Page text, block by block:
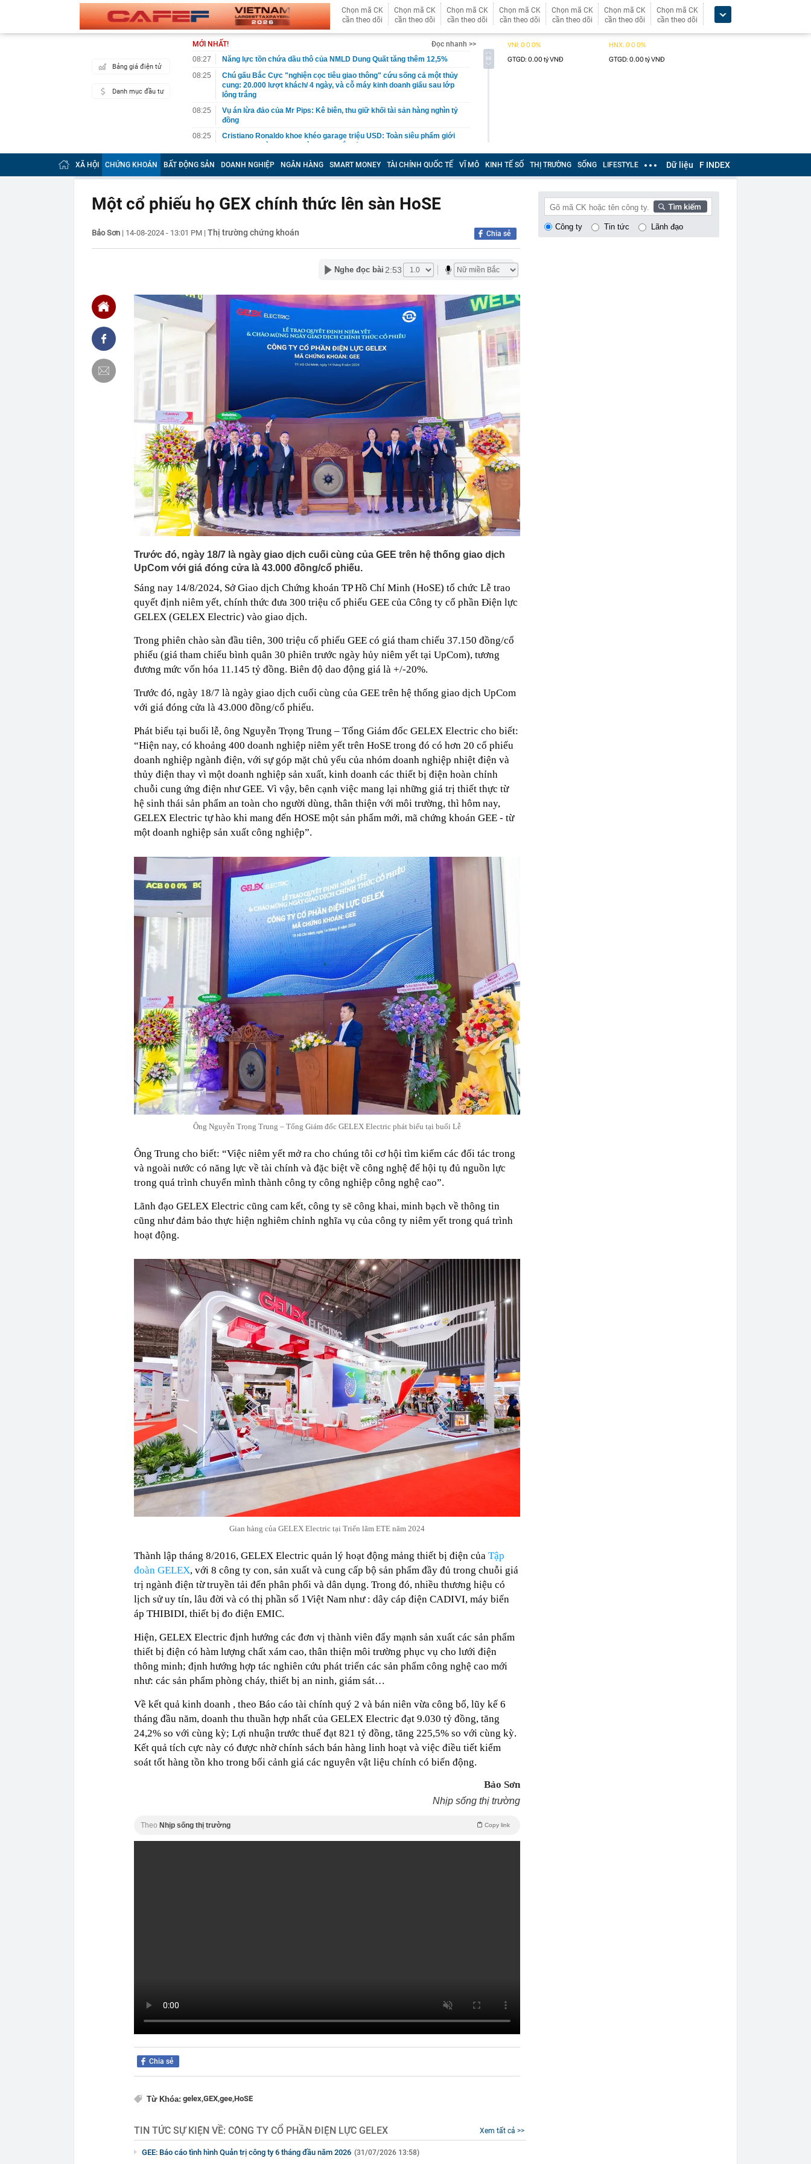
Chọn mã CK
cần theo dõi
Chọn mã CK
cần theo dõi
Chọn mã CK
cần theo dõi
Chọn mã CK
cần theo dõi
Chọn mã CK
cần theo dõi
Chọn mã CK
cần theo dõi
Chọn mã CK
cần theo dõi
Bảng giá điện tử
Danh mục đầu tư
MỚI NHẤT!
Đọc nhanh >>
08:27
Năng lực tồn chứa dầu thô của NMLD Dung Quất tăng thêm 12,5%
08:25
Chú gấu Bắc Cực "nghiện cọc tiêu giao thông" cứu sống cả một thủy
cung: 20.000 lượt khách/ 4 ngày, và cỗ máy kinh doanh giấu sau lớp
lông trắng
08:25
Vụ án lừa đảo của Mr Pips: Kê biên, thu giữ khối tài sản hàng nghìn tỷ
đồng
08:25
Cristiano Ronaldo khoe khéo garage triệu USD: Toàn siêu phẩm giới
08:12
Vĩnh Long chi hơn 332.000 tỷ đồng để làm điều đặc biệt này
08:12
Căn nhà ở quê của Công Vinh
hề nhận ra
hơn 235.000 tỷ đồng
Khu chung cư cũ phố cổ Hà Nội sắp được xây dựng thành tòa nhà 21
08:05
Nhân chứng bàng hoàng kể lại khoảnh khắc chợ Biên Hòa bốc cháy
08:04
Lãi ròng tăng hơn 5 lần, Nam Hoa (NHT) mở rộng hai trụ cột sau tái
'Nóng' chất vấn sai phạm xuất khẩu sầu riêng
Có gì đặc biệt tại tòa Riviera - cửa ngõ tổ hợp 12 tòa tháp ven sông của
Sunshine tại khu Nam TP.HCM?
Giá vàng ngày 6/8 tại SJC, Bảo Tín Minh Châu, Bảo Tín Mạnh Hải, DOJI,
Phú Quý,...
Tỉnh được "ông lớn" Vingroup, Sun Group, T&T... đổ về, đang xây sân
bay 5 sao top 10 thế giới, sắp đón thêm 48 dự án với tổng vốn đầu tư
gần 7 tỷ USD
07:55
Từ tháng 9, đặc khu của VN có loạt công trình hơn 137.000 tỷ đồng sẽ
phổ cập thứ tiếng 1,5 tỷ người dùng
07:54
Phát hiện 3 loại cá "ngậm" nhiều vi nhựa bậc nhất
07:53
Hà Nội giao hơn 6,2ha đất đợt 2 làm dự án Tiên Dương Park City
07:52
YeaH1 giải thể một công ty con
XÃ HỘI CHỨNG KHOÁN BẤT ĐỘNG SẢN DOANH NGHIỆP NGÂN HÀNG SMART MONEY TÀI CHÍNH QUỐC TẾ VĨ MÔ KINH TẾ SỐ THỊ TRƯỜNG SỐNG LIFESTYLE Dữ liệu F INDEX
Một cổ phiếu họ GEX chính thức lên sàn HoSE
Bảo Sơn | 14-08-2024 - 13:01 PM | Thị trường chứng khoán Chia sẻ
Nghe đọc bài 2:53
Trước đó, ngày 18/7 là ngày giao dịch cuối cùng của GEE trên hệ thống giao dịch
UpCom với giá đóng cửa là 43.000 đồng/cổ phiếu.
Sáng nay 14/8/2024, Sở Giao dịch Chứng khoán TP Hồ Chí Minh (HoSE) tổ chức Lễ trao
quyết định niêm yết, chính thức đưa 300 triệu cổ phiếu GEE của Công ty cổ phần Điện lực
GELEX (GELEX Electric) vào giao dịch.
Trong phiên chào sàn đầu tiên, 300 triệu cổ phiếu GEE có giá tham chiếu 37.150 đồng/cổ
phiếu (giá tham chiếu bình quân 30 phiên trước ngày hủy niêm yết tại UpCom), tương
đương mức vốn hóa 11.145 tỷ đồng. Biên độ dao động giá là +/-20%.
Trước đó, ngày 18/7 là ngày giao dịch cuối cùng của GEE trên hệ thống giao dịch UpCom
với giá đóng cửa là 43.000 đồng/cổ phiếu.
Phát biểu tại buổi lễ, ông Nguyễn Trọng Trung – Tổng Giám đốc GELEX Electric cho biết:
“Hiện nay, có khoảng 400 doanh nghiệp niêm yết trên HoSE trong đó có hơn 20 cổ phiếu
doanh nghiệp ngành điện, với sự góp mặt chủ yếu của nhóm doanh nghiệp nhiệt điện và
thủy điện thay vì một doanh nghiệp sản xuất, kinh doanh các thiết bị điện hoàn chỉnh
chuỗi cung ứng điện như GEE. Vì vậy, bên cạnh việc mang lại những giá trị thiết thực từ
hệ sinh thái sản phẩm an toàn cho người dùng, thân thiện với môi trường, thì hôm nay,
GELEX Electric tự hào khi mang đến HOSE một sản phẩm mới, mã chứng khoán GEE - từ
một doanh nghiệp sản xuất công nghiệp”.
Ông Nguyễn Trọng Trung – Tổng Giám đốc GELEX Electric phát biểu tại buổi Lễ
Ông Trung cho biết: “Việc niêm yết mở ra cho chúng tôi cơ hội tìm kiếm các đối tác trong
và ngoài nước có năng lực về tài chính và đặc biệt về công nghệ để hội tụ đủ nguồn lực
trong quá trình chuyển mình thành công ty công nghiệp công nghệ cao”.
Lãnh đạo GELEX Electric cũng cam kết, công ty sẽ công khai, minh bạch về thông tin
cũng như đảm bảo thực hiện nghiêm chỉnh nghĩa vụ của công ty niêm yết trong quá trình
hoạt động.
Gian hàng của GELEX Electric tại Triển lãm ETE năm 2024
Thành lập tháng 8/2016, GELEX Electric quản lý hoạt động mảng thiết bị điện của Tập
đoàn GELEX, với 8 công ty con, sản xuất và cung cấp bộ sản phẩm đầy đủ trong chuỗi giá
trị ngành điện từ truyền tải đến phân phối và dân dụng. Trong đó, nhiều thương hiệu có
lịch sử uy tín, lâu đời và có thị phần số 1Việt Nam như : dây cáp điện CADIVI, máy biến
áp THIBIDI, thiết bị đo điện EMIC.
Hiện, GELEX Electric định hướng các đơn vị thành viên đẩy mạnh sản xuất các sản phẩm
thiết bị điện có hàm lượng chất xám cao, thân thiện môi trường phục vụ cho lưới điện
thông minh; định hướng hợp tác nghiên cứu phát triển các sản phẩm công nghệ cao mới
như: các sản phẩm phòng cháy, thiết bị an ninh, giám sát…
Về kết quả kinh doanh , theo Báo cáo tài chính quý 2 và bán niên vừa công bố, lũy kế 6
tháng đầu năm, doanh thu thuần hợp nhất của GELEX Electric đạt 9.030 tỷ đồng, tăng
24,2% so với cùng kỳ; Lợi nhuận trước thuế đạt 821 tỷ đồng, tăng 225,5% so với cùng kỳ.
Kết quả tích cực này có được nhờ chính sách bán hàng linh hoạt và việc điều tiết kiểm
soát tốt hàng tồn kho trong bối cảnh giá các nguyên vật liệu chính có biến động.
Bảo Sơn
Nhịp sống thị trường
Theo Nhịp sống thị trường Copy link
Chia sẻ
Từ Khóa: gelex,GEX,gee,HoSE
TIN TỨC SỰ KIỆN VỀ: CÔNG TY CỔ PHẦN ĐIỆN LỰC GELEX Xem tất cả >>
GEE: Báo cáo tình hình Quản trị công ty 6 tháng đầu năm 2026 (31/07/2026 13:58)
Công ty Tin tức Lãnh đạo